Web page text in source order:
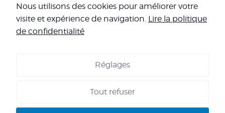
Contactez-nous
Copyright 2026 - Corpo’Events Agence événementielle
SIRET : 484 434 477 00036 - TVA : FR70 484 434 477 - RC :
Nous utilisons des cookies pour améliorer votre
visite et expérience de navigation. Lire la politique
de confidentialité
Réglages
Tout refuser